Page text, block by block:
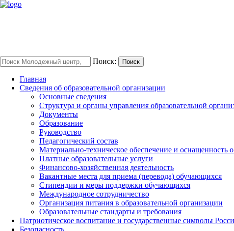
Поиск: Поиск
Главная
Сведения об образовательной организации
Основные сведения
Структура и органы управления образовательной
Документы
Образование
Руководство
Педагогический состав
Материально-техническое обеспечение и оснащенность
Платные образовательные услуги
Финансово-хозяйственная деятельность
Вакантные места для приема (перевода) обучающихся
Стипендии и меры поддержки обучающихся
Международное сотрудничество
Организация питания в образовательной организации
Образовательные стандарты и требования
Патриотическое воспитание и государственные символы
Безопасность